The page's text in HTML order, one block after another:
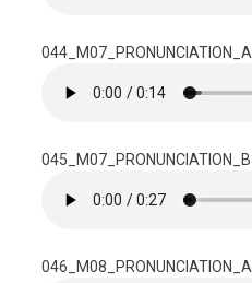
044_M07_PRONUNCIATION_A
045_M07_PRONUNCIATION_B
046_M08_PRONUNCIATION_A